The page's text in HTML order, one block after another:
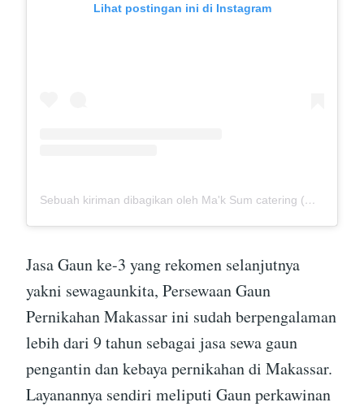
Lihat postingan ini di Instagram
Sebuah kiriman dibagikan oleh Ma'k Sum catering (@mak_sumcatering)
Jasa Gaun ke-3 yang rekomen selanjutnya
yakni sewagaunkita, Persewaan Gaun
Pernikahan Makassar ini sudah berpengalaman
lebih dari 9 tahun sebagai jasa sewa gaun
pengantin dan kebaya pernikahan di Makassar.
Layanannya sendiri meliputi Gaun perkawinan